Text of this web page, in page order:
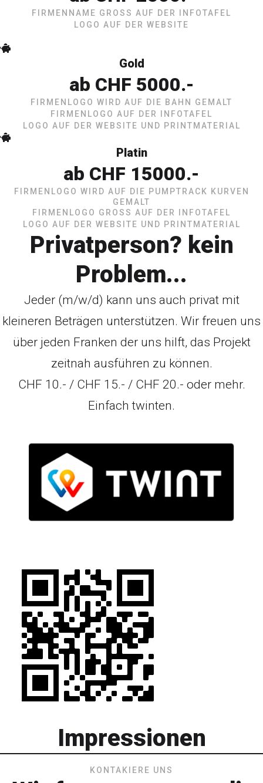
FIRMENNAME GROSS AUF DER INFOTAFEL
LOGO AUF DER WEBSITE
Gold
ab CHF 5000.-
FIRMENLOGO WIRD AUF DIE BAHN GEMALT
FIRMENLOGO AUF DER INFOTAFEL
LOGO AUF DER WEBSITE UND PRINTMATERIAL
Platin
ab CHF 15000.-
FIRMENLOGO WIRD AUF DIE PUMPTRACK KURVEN
GEMALT
FIRMENLOGO GROSS AUF DER INFOTAFEL
LOGO AUF DER WEBSITE UND PRINTMATERIAL
Privatperson? kein
Problem...
Jeder (m/w/d) kann uns auch privat mit
kleineren Beträgen unterstützen. Wir freuen uns
über jeden Franken der uns hilft, das Projekt
zeitnah ausführen zu können.
CHF 10.- / CHF 15.- / CHF 20.- oder mehr.
Einfach twinten.
Impressionen
KONTAKIERE UNS